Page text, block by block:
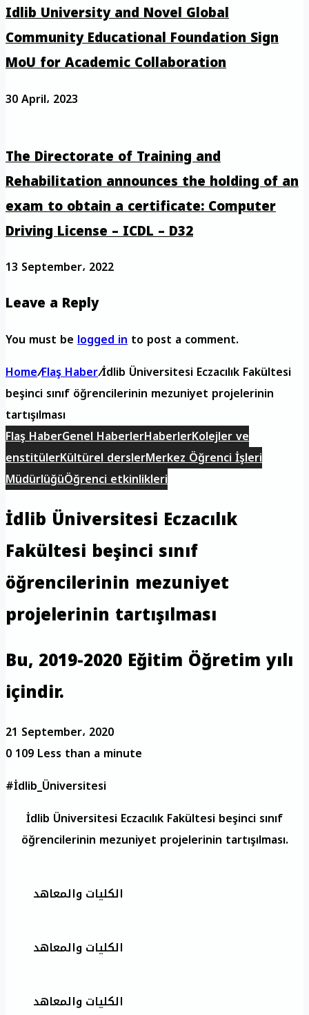
Idlib University and Novel Global
Community Educational Foundation Sign
MoU for Academic Collaboration
30 April، 2023
The Directorate of Training and
Rehabilitation announces the holding of an
exam to obtain a certificate: Computer
Driving License – ICDL – D32
13 September، 2022
Leave a Reply
You must belogged into post a comment.
Home/Flaş Haber/İdlib Üniversitesi Eczacılık Fakültesi
beşinci sınıf öğrencilerinin mezuniyet projelerinin
tartışılması
Flaş HaberGenel HaberlerHaberlerKolejler ve
enstitülerKültürel derslerMerkez Öğrenci İşleri
MüdürlüğüÖğrenci etkinlikleri
İdlib Üniversitesi Eczacılık
Fakültesi beşinci sınıf
öğrencilerinin mezuniyet
projelerinin tartışılması
Bu, 2019-2020 Eğitim Öğretim yılı
içindir.
21 September، 2020
0109Less than a minute
#İdlib_Üniversitesi
İdlib Üniversitesi Eczacılık Fakültesi beşinci sınıf
öğrencilerinin mezuniyet projelerinin tartışılması.
الكليات والمعاهد
الكليات والمعاهد
الكليات والمعاهد